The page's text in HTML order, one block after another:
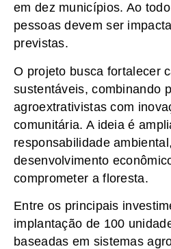
em dez municípios. Ao
pessoas devem ser
previstas.
O projeto busca fortalecer
sustentáveis, combinando
agroextrativistas com
comunitária. A ideia é
responsabilidade
desenvolvimento
comprometer a floresta.
Entre os principais
implantação de 100
baseadas em sistemas